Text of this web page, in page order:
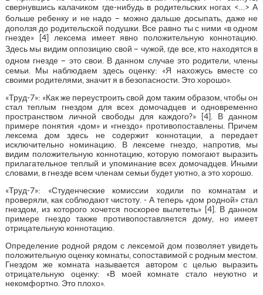
свернувшись калачиком где-нибудь в родительских ногах <…> А
больше ребенку и не надо – можно дальше досыпать, даже не
доползя до родительской подушки. Все равно ты с ними «в одном
гнезде» [4] лексема имеет явно положительную коннотацию.
Здесь мы видим оппозицию свой– чужой, где все, кто находятся в
одном гнезде– это свои. В данном случае это родители, члены
семьи. Мы наблюдаем здесь оценку: «Я нахожусь вместе со
своими родителями, значит я в безопасности. Это хорошо».
«Труд-7»: «Как же переустроить свой дом таким образом, чтобы он
стал теплым гнездом для всех домочадцев и одновременно
пространством личной свободы для каждого?» [4]. В данном
примере понятия «дом» и «гнездо» противопоставлены. Причем
лексема дом здесь не содержит коннотации, а передает
исключительно номинацию. В лексеме гнездо, напротив, мы
видим положительную коннотацию, которую помогают выразить
прилагательное теплый и упоминание всех домочадцев. Иными
словами, в гнезде всем членам семьи будет уютно, а это хорошо.
«Труд-7»: «Студенческие комиссии ходили по комнатам и
проверяли, как соблюдают чистоту. - А теперь «дом родной» стал
гнездом, из которого хочется поскорее вылететь» [4]. В данном
примере гнездо также противопоставляется дому, но имеет
отрицательную коннотацию.
Определение родной рядом с лексемой дом позволяет увидеть
положительную оценку комнаты, сопоставимой с родным местом.
Гнездом же комната называется автором с целью выразить
отрицательную оценку: «В моей комнате стало неуютно и
некомфортно. Это плохо».